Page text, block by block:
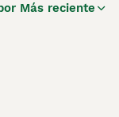
aquí en España
Más reciente